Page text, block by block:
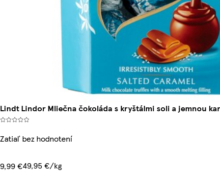
Lindt Lindor Mliečna čokoláda s kryštálmi soli a jemnou
Zatiaľ bez hodnotení
9,99 €49,95 €/kg